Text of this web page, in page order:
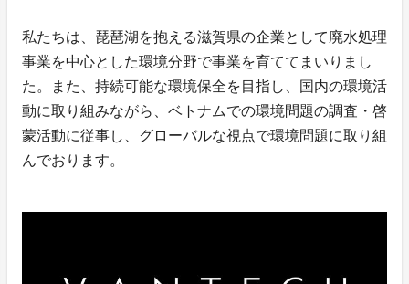
私たちは、琵琶湖を抱える滋賀県の企業として廃水処理
事業を中心とした環境分野で事業を育ててまいりまし
た。また、持続可能な環境保全を目指し、国内の環境活
動に取り組みながら、ベトナムでの環境問題の調査・啓
蒙活動に従事し、グローバルな視点で環境問題に取り組
んでおります。